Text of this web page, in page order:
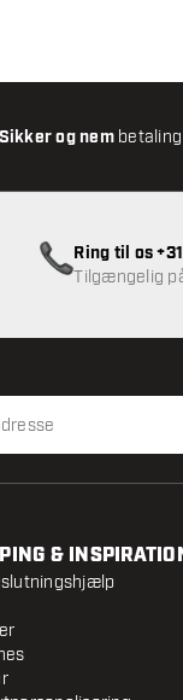
Sikker og nembetaling
Ring til os
Tilgængelig
&